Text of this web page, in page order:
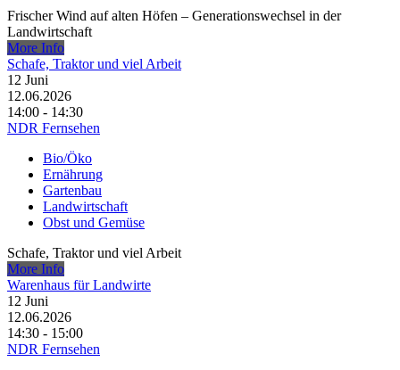
Frischer Wind auf alten Höfen – Generationswechsel in der
Landwirtschaft
More Info
Schafe, Traktor und viel Arbeit
12 Juni
12.06.2026
14:00 - 14:30
NDR Fernsehen
Bio/Öko
Ernährung
Gartenbau
Landwirtschaft
Obst und Gemüse
Schafe, Traktor und viel Arbeit
More Info
Warenhaus für Landwirte
12 Juni
12.06.2026
14:30 - 15:00
NDR Fernsehen